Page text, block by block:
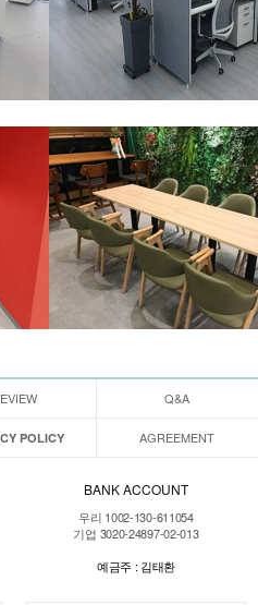
Q&A
POLICY AGREEMENT
BANK ACCOUNT
우리 1002-130-611054
기업 3020-24897-02-013
예금주 : 김태환